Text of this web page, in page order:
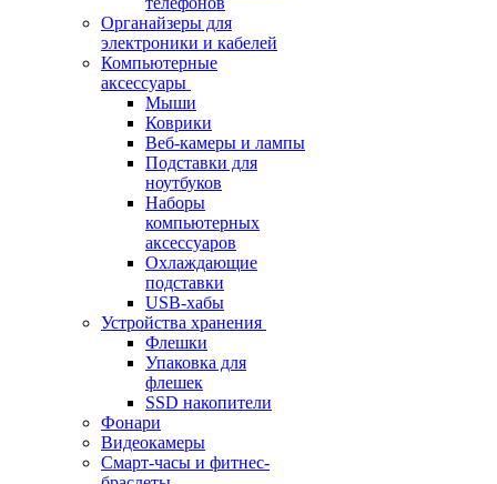
Органайзеры для
электроники и кабелей
Компьютерные
аксессуары
Мыши
Коврики
Веб-камеры и лампы
Подставки для
ноутбуков
Наборы
компьютерных
аксессуаров
Охлаждающие
подставки
USB-хабы
Устройства хранения
Флешки
Упаковка для
флешек
SSD накопители
Фонари
Видеокамеры
Смарт-часы и фитнес-